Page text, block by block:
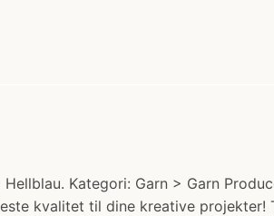
Hellblau. Kategori: Garn > Garn
kvalitet til dine kreative